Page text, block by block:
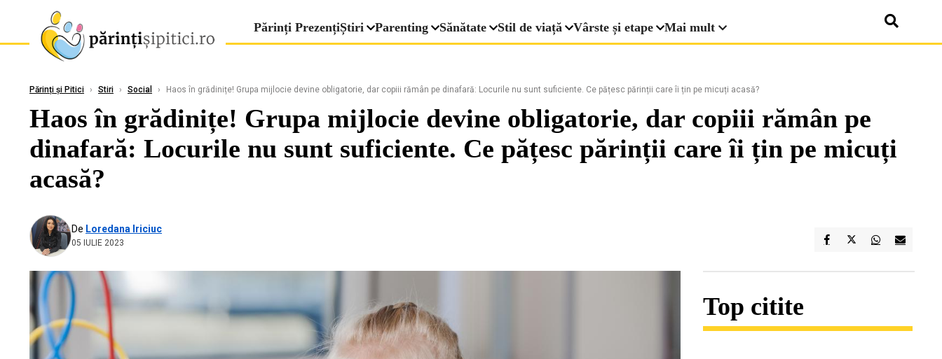
Părinți PrezențiȘtiri Parenting Sănătate Stil de viață Vârste și etape Mai mult
Părinți și Pitici › Stiri › Social › Haos în grădinițe! Grupa mijlocie devine obligatorie, dar copiii rămân pe dinafară: Locurile nu sunt suficiente. Ce pățesc părinții care îi țin pe micuți acasă?
Haos în grădinițe! Grupa mijlocie devine obligatorie, dar copiii rămân pe
dinafară: Locurile nu sunt suficiente. Ce pățesc părinții care îi țin pe micuți
acasă?
De Loredana Iriciuc
05 IULIE 2023
Top citite